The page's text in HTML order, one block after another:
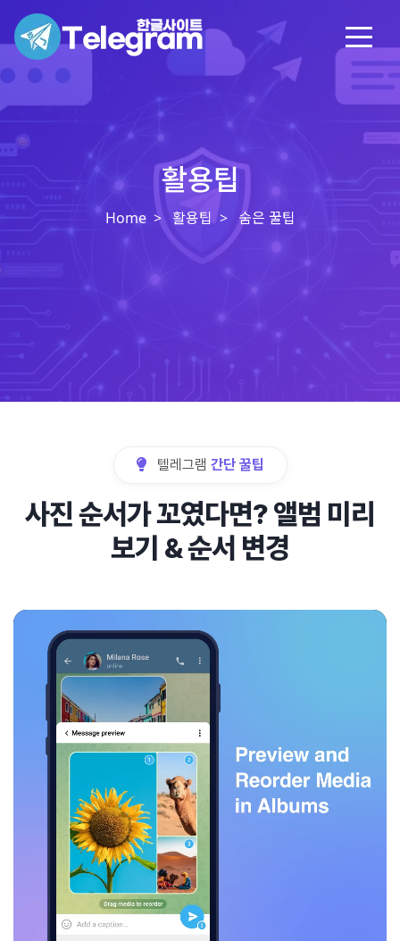
활용팁
Home 활용팁 숨은 꿀팁
텔레그램 간단 꿀팁
사진 순서가 꼬였다면? 앨범 미리
보기 & 순서 변경